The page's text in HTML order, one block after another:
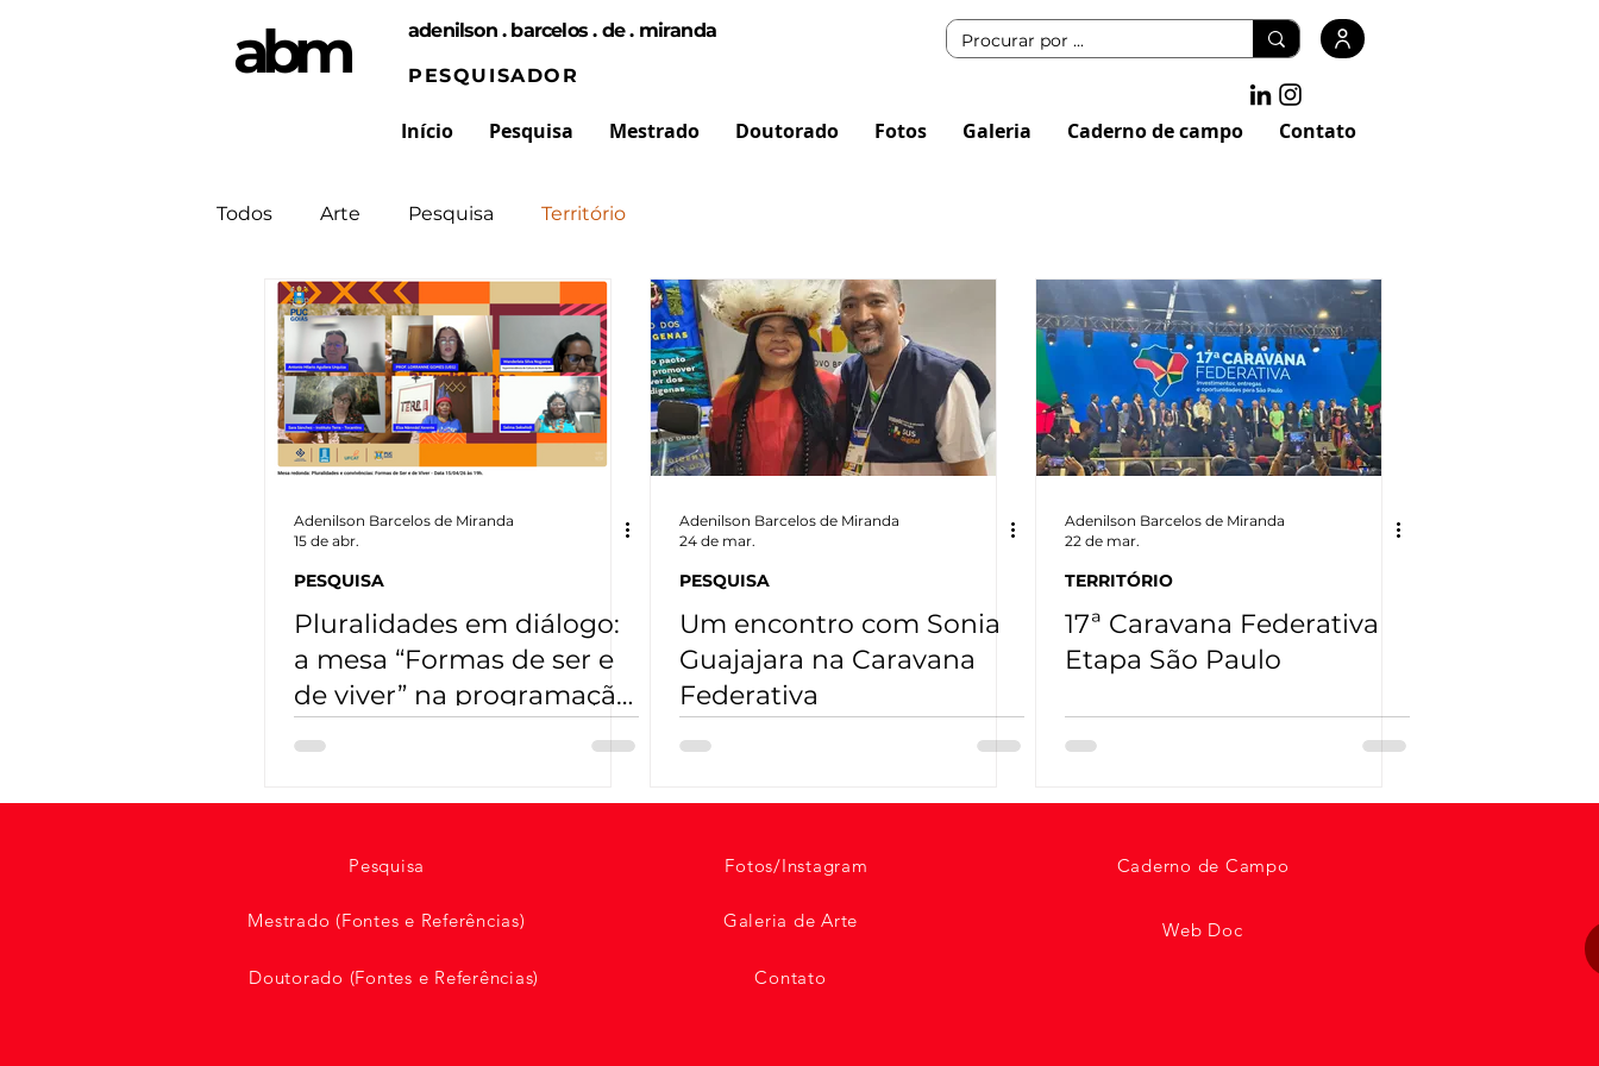
abm
adenilson . barcelos . de . miranda
PESQUISADOR
Início Pesquisa Mestrado Doutorado Fotos Galeria Caderno de campo Contato
Todos Arte Pesquisa Território
Adenilson Barcelos de Miranda
15 de abr.
PESQUISA
Pluralidades em diálogo:
a mesa “Formas de ser e
de viver” na programação
Adenilson Barcelos de Miranda
24 de mar.
PESQUISA
Um encontro com Sonia
Guajajara na Caravana
Federativa
Adenilson Barcelos de Miranda
22 de mar.
TERRITÓRIO
17ª Caravana Federativa
Etapa São Paulo
Pesquisa
Mestrado (Fontes e Referências)
Doutorado (Fontes e Referências)
Fotos/Instagram
Galeria de Arte
Contato
Caderno de Campo
Web Doc